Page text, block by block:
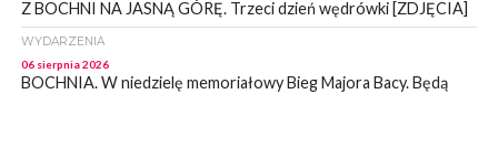
Z BOCHNI NA JASNĄ GÓRĘ. Trzeci dzień wędrówki [ZDJĘCIA]
WYDARZENIA
06 sierpnia 2026
BOCHNIA. W niedzielę memoriałowy Bieg Majora Bacy. Będą